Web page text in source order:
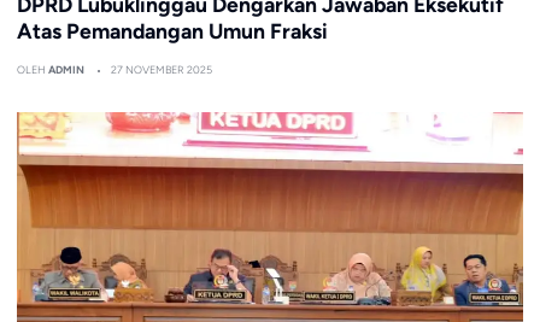
Atas Pemandangan Umun Fraksi
OLEH ADMIN 27 NOVEMBER 2025